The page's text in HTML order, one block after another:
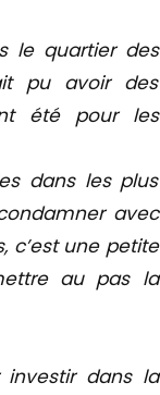
le quartier des
pu avoir des
été pour les
dans les plus
avec
c’est une petite
au pas la
investir dans la